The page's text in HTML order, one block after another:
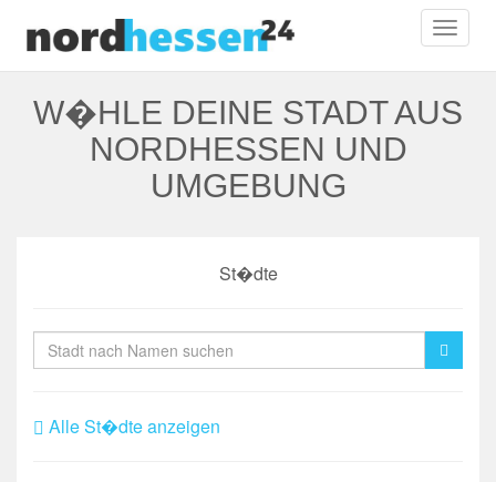
W�HLE DEINE STADT AUS
NORDHESSEN UND
UMGEBUNG
St�dte
Alle St�dte anzeigen